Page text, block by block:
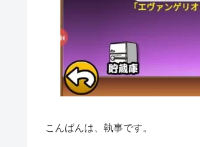
こんばんは、執事です。